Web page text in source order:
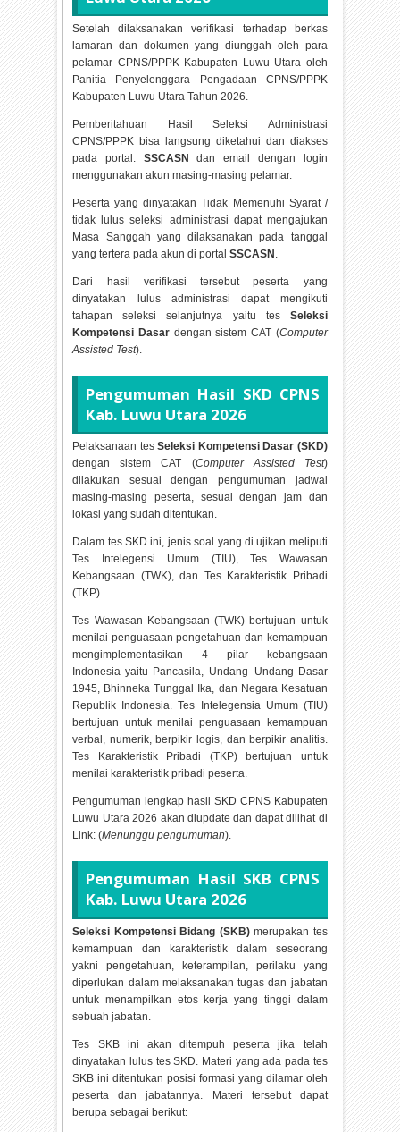
Setelah dilaksanakan verifikasi terhadap berkas
lamaran dan dokumen yang diunggah oleh para
pelamar CPNS/PPPK Kabupaten Luwu Utara oleh
Panitia Penyelenggara Pengadaan CPNS/PPPK
Kabupaten Luwu Utara Tahun2026.
Pemberitahuan Hasil Seleksi Administrasi
CPNS/PPPK bisa langsung diketahui dan diakses
pada portal: SSCASN
dan email dengan login
menggunakan akun masing-masing pelamar.
Peserta yang dinyatakan Tidak Memenuhi Syarat /
tidak lulus seleksi administrasi dapat mengajukan
Masa Sanggah yang dilaksanakan pada tanggal
yang tertera pada akun di portalSSCASN .
Dari hasil verifikasi tersebut peserta yang
dinyatakan lulus administrasi dapat mengikuti
tahapan seleksi selanjutnya yaitu tes Seleksi
Kompetensi Dasar dengan sistem CAT (Computer
Assisted Test).
Pengumuman Hasil SKD CPNS
Kab. Luwu Utara 2026
Pelaksanaan tesSeleksi Kompetensi Dasar (SKD)
dengan sistem CAT (Computer Assisted Test)
dilakukan sesuai dengan pengumuman jadwal
masing-masing peserta, sesuai dengan jam dan
lokasi yang sudah ditentukan.
Dalam tes SKD ini, jenis soal yang di ujikan meliputi
Tes Intelegensi Umum (TIU), Tes Wawasan
Kebangsaan (TWK), dan Tes Karakteristik Pribadi
(TKP).
Tes Wawasan Kebangsaan (TWK) bertujuan untuk
menilai penguasaan pengetahuan dan kemampuan
mengimplementasikan 4 pilar kebangsaan
Indonesia yaitu Pancasila, Undang–Undang Dasar
1945, Bhinneka Tunggal Ika, dan Negara Kesatuan
Republik Indonesia. Tes Intelegensia Umum (TIU)
bertujuan untuk menilai penguasaan kemampuan
verbal, numerik, berpikir logis, dan berpikir analitis.
Tes Karakteristik Pribadi (TKP) bertujuan untuk
menilai karakteristik pribadi peserta.
Pengumuman lengkap hasil SKD CPNS Kabupaten
Luwu Utara2026 akan diupdate dan dapat dilihat di
Link: (Menunggu pengumuman).
Pengumuman Hasil SKB CPNS
Kab. Luwu Utara 2026
Seleksi Kompetensi Bidang (SKB)merupakan tes
kemampuan dan karakteristik dalam seseorang
yakni pengetahuan, keterampilan, perilaku yang
diperlukan dalam melaksanakan tugas dan jabatan
untuk menampilkan etos kerja yang tinggi dalam
sebuah jabatan.
Tes SKB ini akan ditempuh peserta jika telah
dinyatakan lulus tes SKD. Materi yang ada pada tes
SKB ini ditentukan posisi formasi yang dilamar oleh
peserta dan jabatannya. Materi tersebut dapat
berupa sebagai berikut: